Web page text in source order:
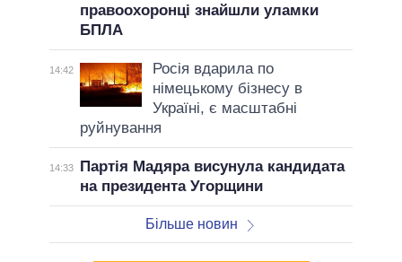
правоохоронці знайшли уламки
БПЛА
14:42
Росія вдарила по
німецькому бізнесу в
Україні, є масштабні
руйнування
14:33
Партія Мадяра висунула кандидата
на президента Угорщини
Більше новин